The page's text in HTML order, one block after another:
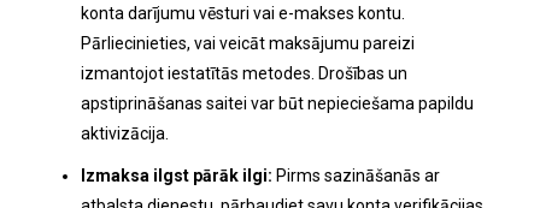
konta darījumu vēsturi vai e-makses kontu.
Pārliecinieties, vai veicāt maksājumu pareizi
izmantojot iestatītās metodes. Drošības un
apstiprināšanas saitei var būt nepieciešama papildu
aktivizācija.
Izmaksa ilgst pārāk ilgi: Pirms sazināšanās ar